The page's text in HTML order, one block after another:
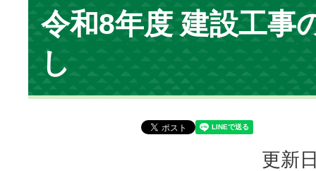
置 令和8年度 建設工事
し
更新